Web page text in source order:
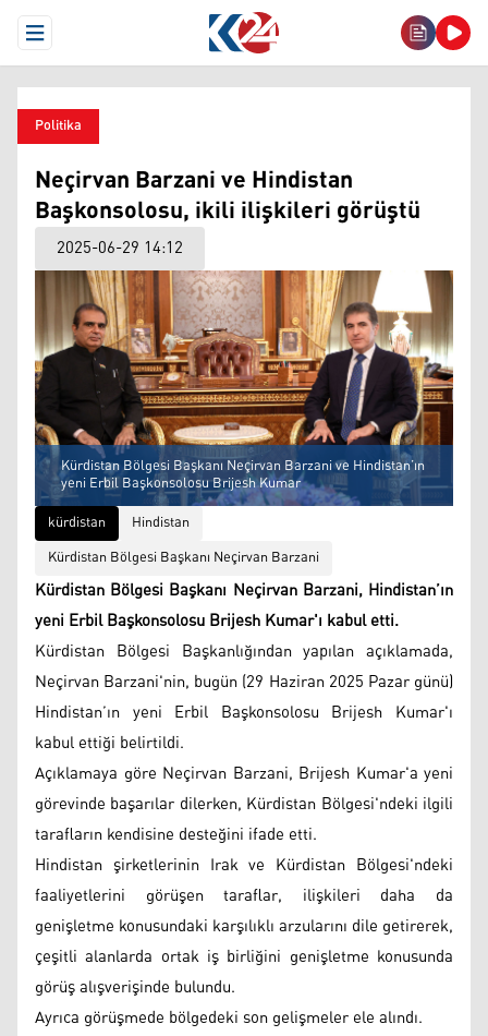
Open Menu
Politika
Neçirvan Barzani ve Hindistan
Başkonsolosu, ikili ilişkileri görüştü
2025-06-29 14:12
Kürdistan Bölgesi Başkanı Neçirvan Barzani ve Hindistan’ın
yeni Erbil Başkonsolosu Brijesh Kumar
kürdistan
Hindistan
Kürdistan Bölgesi Başkanı Neçirvan Barzani
Kürdistan Bölgesi Başkanı Neçirvan Barzani, Hindistan’ın
yeni Erbil Başkonsolosu Brijesh Kumar'ı kabul etti.
Kürdistan Bölgesi Başkanlığından yapılan açıklamada,
Neçirvan Barzani'nin, bugün (29 Haziran 2025 Pazar günü)
Hindistan’ın yeni Erbil Başkonsolosu Brijesh Kumar'ı
kabul ettiği belirtildi.
Açıklamaya göre Neçirvan Barzani, Brijesh Kumar'a yeni
görevinde başarılar dilerken, Kürdistan Bölgesi'ndeki ilgili
tarafların kendisine desteğini ifade etti.
Hindistan şirketlerinin Irak ve Kürdistan Bölgesi'ndeki
faaliyetlerini görüşen taraflar, ilişkileri daha da
genişletme konusundaki karşılıklı arzularını dile getirerek,
çeşitli alanlarda ortak iş birliğini genişletme konusunda
görüş alışverişinde bulundu.
Ayrıca görüşmede bölgedeki son gelişmeler ele alındı.